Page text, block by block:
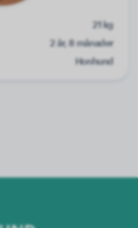
21 kg
2 år, 8 månader
Honhund